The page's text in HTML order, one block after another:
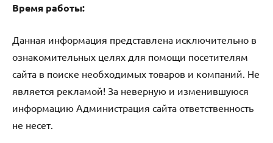
Время работы:
Данная информация представлена исключительно в
ознакомительных целях для помощи посетителям
сайта в поиске необходимых товаров и компаний. Не
является рекламой! За неверную и изменившуюся
информацию Администрация сайта ответственность
не несет.